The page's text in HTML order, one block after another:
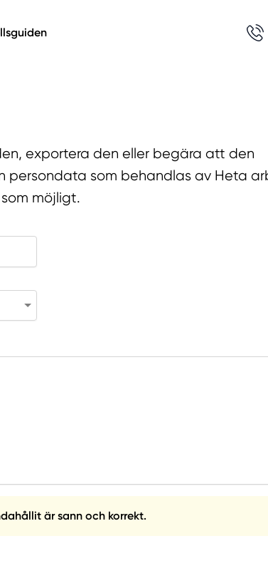
exportera den eller begära att den
persondata som behandlas av Heta
möjligt.
är sann och korrekt.